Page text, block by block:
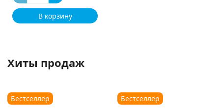
В корзину
Хиты продаж
Бестселлер Бестселлер